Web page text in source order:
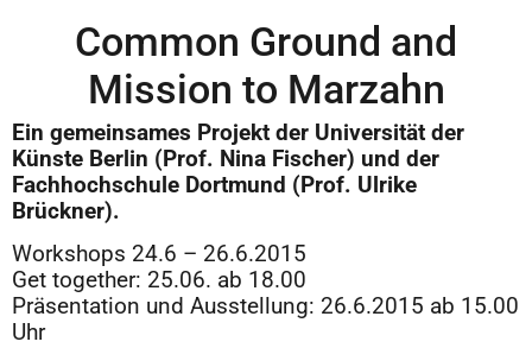
Common Ground and
Mission to Marzahn
Ein gemeinsames Projekt der Universität der
Künste Berlin (Prof. Nina Fischer) und der
Fachhochschule Dortmund (Prof. Ulrike
Brückner).
Workshops 24.6 – 26.6.2015
Get together: 25.06. ab 18.00
Präsentation und Ausstellung: 26.6.2015 ab 15.00
Uhr